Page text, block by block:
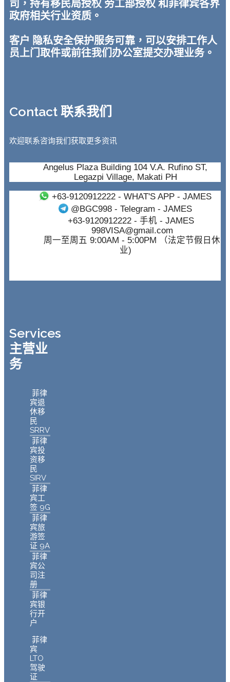
司，持有移民局授权 劳工部授权 和菲律宾各界
政府相关行业资质。
客户 隐私安全保护服务可靠，可以安排工作人
员上门取件或前往我们办公室提交办理业务。
Contact 联系我们
欢迎联系咨询我们获取更多资讯
Angelus Plaza Building 104 V.A. Rufino ST,
Legazpi Village, Makati PH
+63-9120912222- WHAT'S APP - JAMES
@BGC998 - Telegram - JAMES
+63-9120912222- 手机 - JAMES
998VISA@gmail.com
周一至周五 9:00AM - 5:00PM （法定节假日休
业)
Services
主营业
务
菲律
宾退
休移
民
SRRV
菲律
宾投
资移
民
SIRV
菲律
宾工
签 9G
菲律
宾旅
游签
证 9A
菲律
宾公
司注
册
菲律
宾银
行开
户
菲律
宾
LTO
驾驶
证